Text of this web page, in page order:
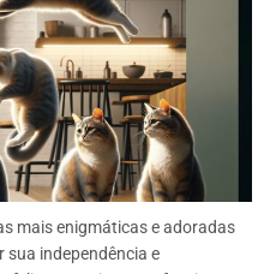
mais enigmáticas e adoradas
sua independência e